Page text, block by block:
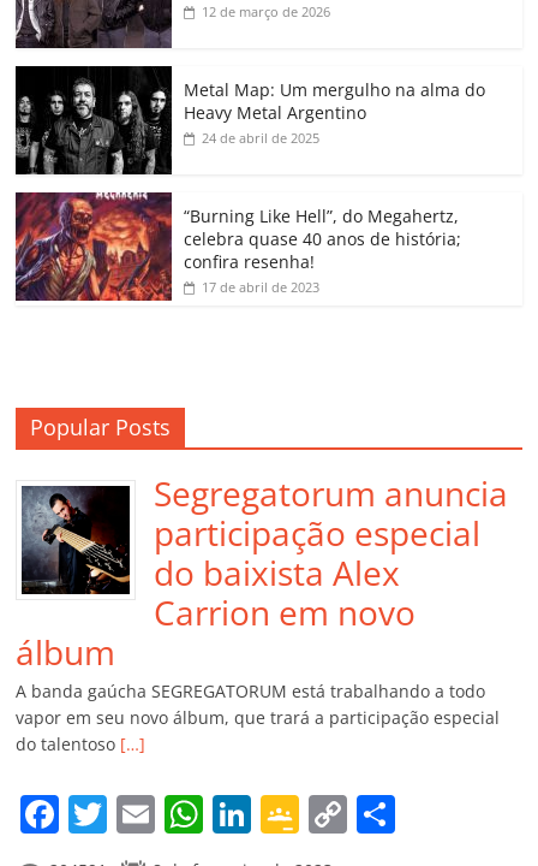
b
o
o
k
A
p
dI e
a
ss
o
m
k h
12 de março de 2026
Metal Map: Um mergulho na alma do
Heavy Metal Argentino
24 de abril de 2025
“Burning Like Hell”, do Megahertz,
celebra quase 40 anos de história;
confira resenha!
17 de abril de 2023
Popular Posts
Segregatorum anuncia
participação especial
do baixista Alex
Carrion em novo
álbum
A banda gaúcha SEGREGATORUM está trabalhando a todo
vapor em seu novo álbum, que trará a participação especial
do talentoso […]
F
a
T
w
E
m
W Li G
o
C